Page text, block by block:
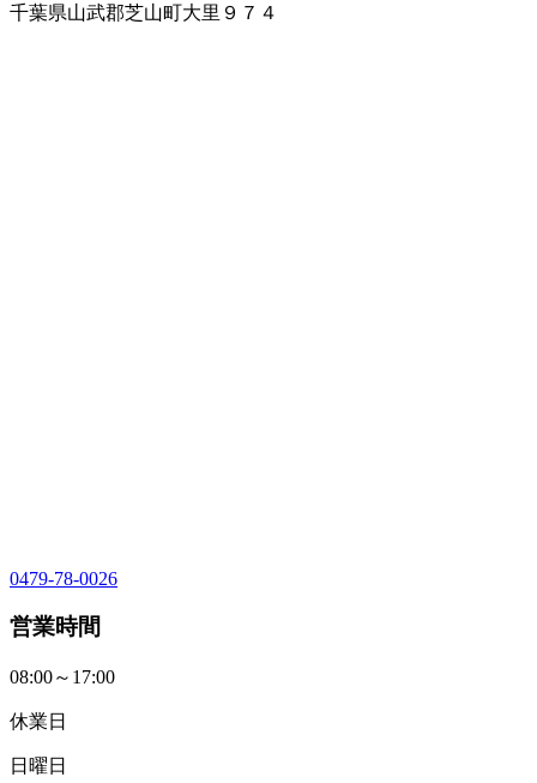
千葉県山武郡芝山町大里９７４
0479-78-0026
営業時間
08:00～17:00
休業日
日曜日